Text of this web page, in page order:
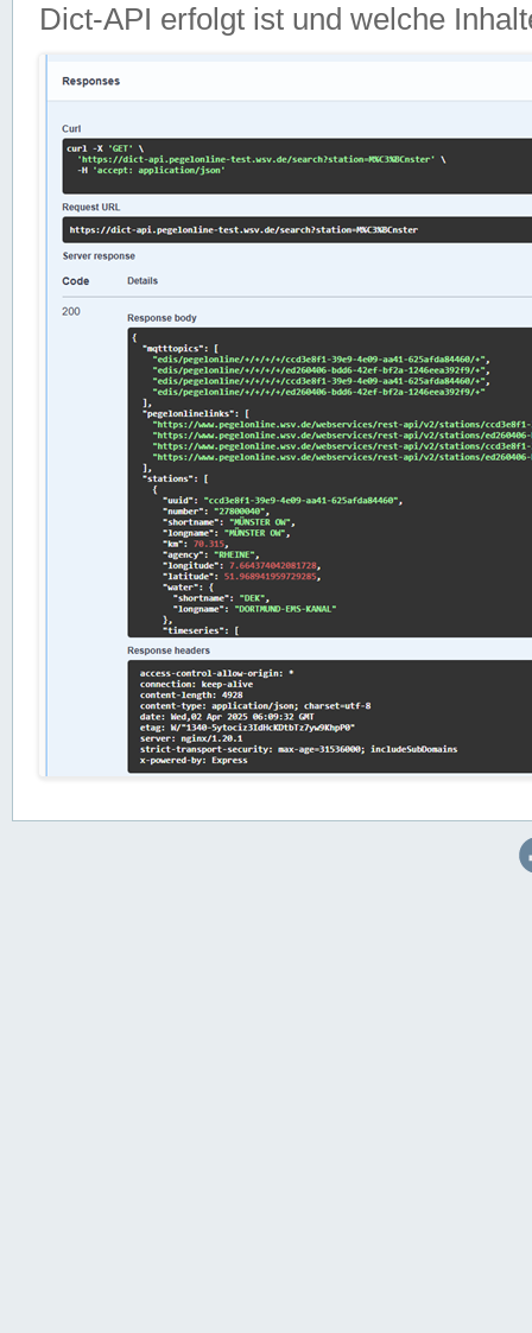
Dict-API erfolgt ist und welche